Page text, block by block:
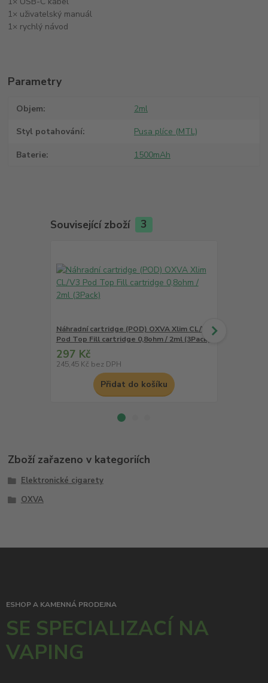
1× uživatelský manuál
1× rychlý návod
Parametry
Objem 2ml
Styl potahování Pusa plíce (MTL)
Baterie 1500mAh
Související zboží 3
Náhradní cartridge (POD) OXVA Xlim CL/V3
Pod Top Fill cartridge 0,8ohm / 2ml (3Pack)
297 Kč
245,45 Kč bez DPH
Přidat do košíku
Zboží zařazeno v kategoriích
Elektronické cigarety
OXVA
ESHOP A KAMENNÁ PRODEJNA
SE SPECIALIZACÍ NA
VAPING